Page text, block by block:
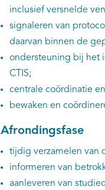
inclusief versnelde
signaleren van
daarvan binnen de
ondersteuning bij het
CTIS;
centrale coördinatie
bewaken en
Afrondingsfase
tijdig verzamelen van
informeren van
aanleveren van